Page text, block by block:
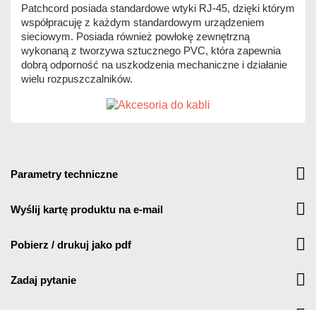
Patchcord posiada standardowe wtyki RJ-45, dzięki którym
współpracuję z każdym standardowym urządzeniem
sieciowym. Posiada również powłokę zewnętrzną
wykonaną z tworzywa sztucznego PVC, która zapewnia
dobrą odporność na uszkodzenia mechaniczne i działanie
wielu rozpuszczalników.
parametry techniczne
wyślij kartę produktu na e-mail
pobierz / drukuj jako pdf
zadaj pytanie